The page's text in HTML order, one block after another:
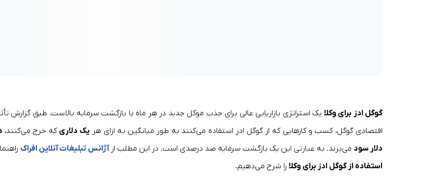
گوگل ادز برای وکلا یک استراتژی بازاریابی عالی برای جذب موکل جدید در هر ماه با بازگشت سرمایه بالاست. طبق گزارش
اقتصادی گوگل، کسب و کار‌هایی که از گوگل ادز استفاده می‌کنند به طور میانگین به ازای هر یک دلاری که خرج می‌کنند،
دلار سود می‌برند. به عبارتی این یک بازگشت سرمایه صد درصدی است. در این مطلب ازآژانس تبلیغات آنلاین افراک
استفاده از گوگل ادز برای وکلا را شرح می‌دهیم.